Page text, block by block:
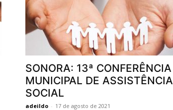
SONORA: 13ª CONFERÊNCIA
MUNICIPAL DE ASSISTÊNCIA
SOCIAL
adeildo - 17 de agosto de 2021